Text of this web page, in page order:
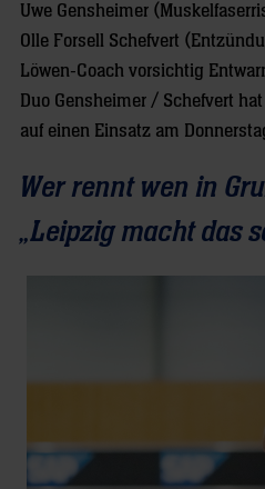
Uwe Gensheimer
Olle Forsell Schefvert
Löwen-Coach vorsichtig
Duo Gensheimer / Schefvert
auf einen Einsatz am
Wer rennt wen in
„Leipzig macht das